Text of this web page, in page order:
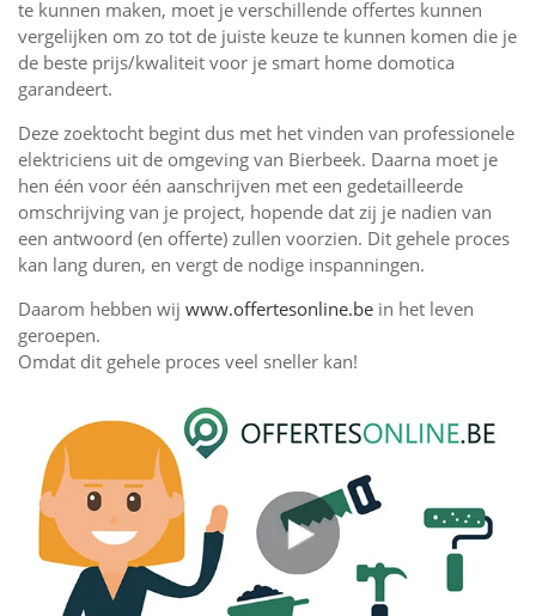
te kunnen maken, moet je verschillende offertes kunnen
vergelijken om zo tot de juiste keuze te kunnen komen die je
de beste prijs/kwaliteit voor je smart home domotica
garandeert.
Deze zoektocht begint dus met het vinden van professionele
elektriciens uit de omgeving van Bierbeek. Daarna moet je
hen één voor één aanschrijven met een gedetailleerde
omschrijving van je project, hopende dat zij je nadien van
een antwoord (en offerte) zullen voorzien. Dit gehele proces
kan lang duren, en vergt de nodige inspanningen.
Daarom hebben wij www.offertesonline.be in het leven
geroepen.
Omdat dit gehele proces veel sneller kan!